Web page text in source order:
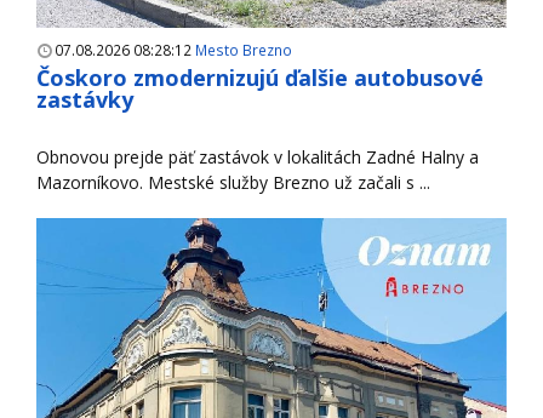
07.08.2026 08:28:12 Mesto Brezno
Čoskoro zmodernizujú ďalšie autobusové
zastávky
Obnovou prejde päť zastávok v lokalitách Zadné Halny a
Mazorníkovo. Mestské služby Brezno už začali s ...